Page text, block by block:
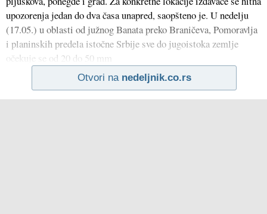
upozorenja jedan do dva časa unapred, saopšteno je. U nedelju
(17.05.) u oblasti od južnog Banata preko Braničeva, Pomoravlja
i planinskih predela istočne Srbije sve do jugoistoka zemlje
očekuje se od 20 do 50 mm
Otvori na nedeljnik.co.rs